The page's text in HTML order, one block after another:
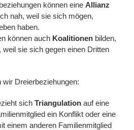
können eine Allianz
nah, weil sie sich mögen,
haben.
können auch Koalitionen bilden,
sie sich gegen einen Dritten
wir Dreierbeziehungen:
sich Triangulation auf eine
ein Konflikt oder eine
einem anderen Familienmitglied